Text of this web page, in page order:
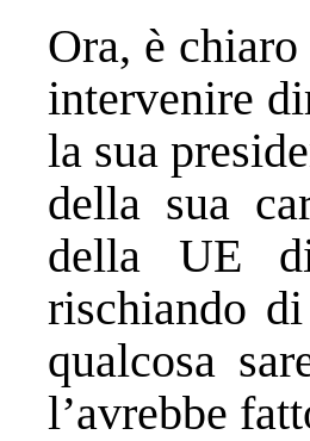
Ora, è
intervenire
la sua
della sua
della UE
rischiando
qualcosa
l’avrebbe